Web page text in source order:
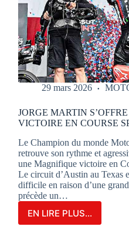
29 mars 2026
JORGE MARTIN
VICTOIRE EN COURSE
Le Champion du monde
retrouve son rythme et
une Magnifique victoire en
Le circuit d’Austin au Texas
difficile en raison d’une
précède un…
EN LIRE PLUS...
JORGE